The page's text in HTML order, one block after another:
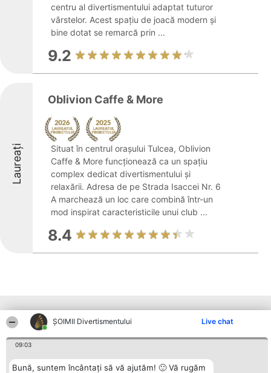
ŞOIMII Divertismentului Live chat
09:03
Bună, suntem încântați să vă ajutăm! 🙂 Vă rugăm
centru al divertismentului adaptat tuturor
vârstelor. Acest spațiu de joacă modern și
bine dotat se remarcă prin ...
9.2
Laureați
Oblivion Caffe & More
Situat în centrul orașului Tulcea, Oblivion
Caffe & More funcționează ca un spațiu
complex dedicat divertismentului și
relaxării. Adresa de pe Strada Isaccei Nr. 6
A marchează un loc care combină într-un
mod inspirat caracteristicile unui club ...
8.4
Alte firme din zonă
Organizator Ranking
BRIGHT SOLUTIONS BR SRL
Plebiscyt
Câștigătorii
Contact
Contact